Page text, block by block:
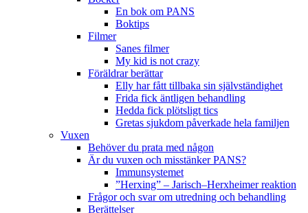
En bok om PANS
Boktips
Filmer
Sanes filmer
My kid is not crazy
Föräldrar berättar
Elly har fått tillbaka sin självständighet
Frida fick äntligen behandling
Hedda fick plötsligt tics
Gretas sjukdom påverkade hela familjen
Vuxen
Behöver du prata med någon
Är du vuxen och misstänker PANS?
Immunsystemet
”Herxing” – Jarisch–Herxheimer reaktion
Frågor och svar om utredning och behandling
Berättelser